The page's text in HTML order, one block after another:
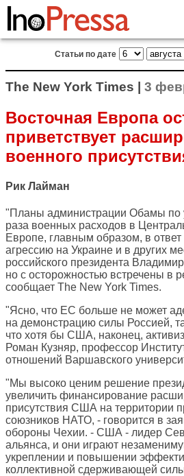
Статьи по дате
The New York Times | 3
Восточная Европа
приветствует
военного
Рик Лайман
"Планы администрации Обамы по
раза военных расходов в
Европе, главным образом, в
агрессию на Украине и в других
российского президента
но с осторожностью встречены в
сообщает The New York Times.
"Ясно, что ЕС больше не может
на демонстрацию силы Россией,
что хотя бы США, наконец,
Роман Кузняр, профессор
отношений Варшавского
"Мы высоко ценим решение
увеличить финансирование
присутствия США на территории
союзников НАТО, - говорится в
обороны Чехии. - США - лидер
альянса, и они играют
укреплении и повышении
коллективной сдерживающей